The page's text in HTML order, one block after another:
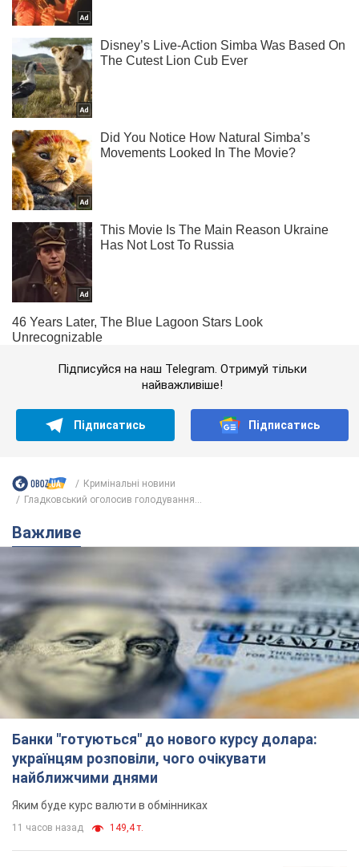
Підписуйся на наш Telegram. Отримуй тільки
найважливіше!
Підписатись Підписатись
Кримінальні новини
Гладковський оголосив голодування...
Важливе
Банки "готуються" до нового курсу долара:
українцям розповіли, чого очікувати
найближчими днями
Яким буде курс валюти в обмінниках
11 часов назад 149,4 т.